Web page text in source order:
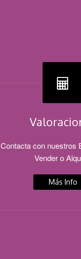
Contacta con nuestros
Vender o
Más Info